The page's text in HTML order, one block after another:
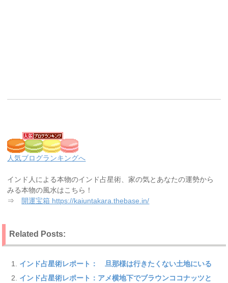
人気ブログランキングへ
インド人による本物のインド占星術、家の気とあなたの運勢から
みる本物の風水はこちら！
⇒ 開運宝箱 https://kaiuntakara.thebase.in/
Related Posts:
インド占星術レポート： 旦那様は行きたくない土地にいる
インド占星術レポート：アメ横地下でブラウンココナッツと